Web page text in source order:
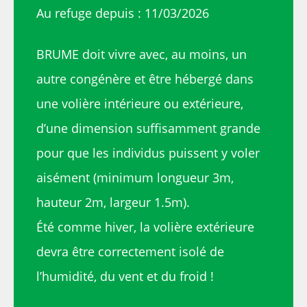
Au refuge depuis : 11/03/2026
BRUME doit vivre avec, au moins, un
autre congénère et être hébergé dans
une volière intérieure ou extérieure,
d’une dimension suffisamment grande
pour que les individus puissent y voler
aisément (minimum longueur 3m,
hauteur 2m, largeur 1.5m).
Été comme hiver, la volière extérieure
devra être correctement isolé de
l’humidité, du vent et du froid !